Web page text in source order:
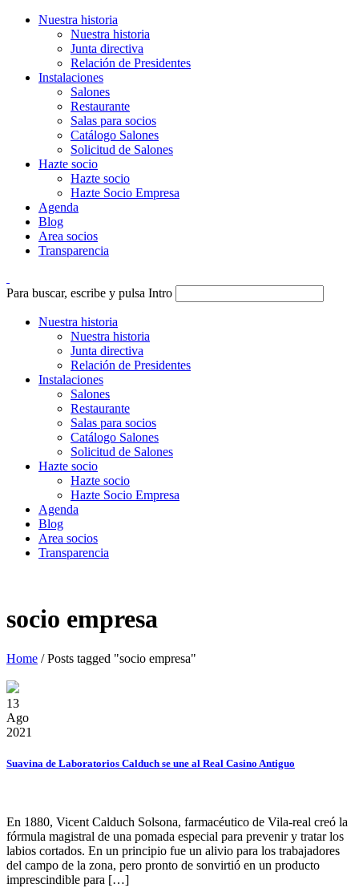
Nuestra historia
Nuestra historia
Junta directiva
Relación de Presidentes
Instalaciones
Salones
Restaurante
Salas para socios
Catálogo Salones
Solicitud de Salones
Hazte socio
Hazte socio
Hazte Socio Empresa
Agenda
Blog
Area socios
Transparencia
Para buscar, escribe y pulsa Intro
Nuestra historia
Nuestra historia
Junta directiva
Relación de Presidentes
Instalaciones
Salones
Restaurante
Salas para socios
Catálogo Salones
Solicitud de Salones
Hazte socio
Hazte socio
Hazte Socio Empresa
Agenda
Blog
Area socios
Transparencia
socio empresa
Home /Posts tagged "socio empresa"
13
Ago
2021
Suavina de Laboratorios Calduch se une al Real Casino Antiguo
En 1880, Vicent Calduch Solsona, farmacéutico de Vila-real creó la
fórmula magistral de una pomada especial para prevenir y tratar los
labios cortados. En un principio fue un alivio para los trabajadores
del campo de la zona, pero pronto de sonvirtió en un producto
imprescindible para […]